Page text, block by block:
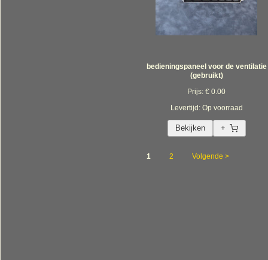
bedieningspaneel voor de ventilatie
(gebruikt)
Prijs: € 0.00
Levertijd: Op voorraad
Bekijken +
1 2 Volgende >